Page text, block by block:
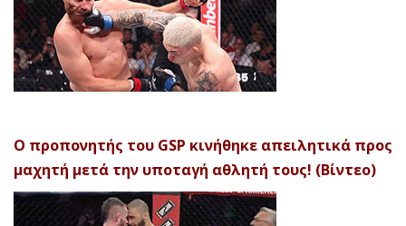
Ο προπονητής του GSP κινήθηκε απειλητικά προς
μαχητή μετά την υποταγή αθλητή τους! (Βίντεο)